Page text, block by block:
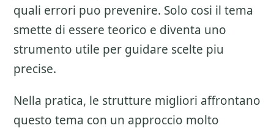
quali errori puo prevenire. Solo cosi il tema
smette di essere teorico e diventa uno
strumento utile per guidare scelte piu
precise.
Nella pratica, le strutture migliori affrontano
questo tema con un approccio molto